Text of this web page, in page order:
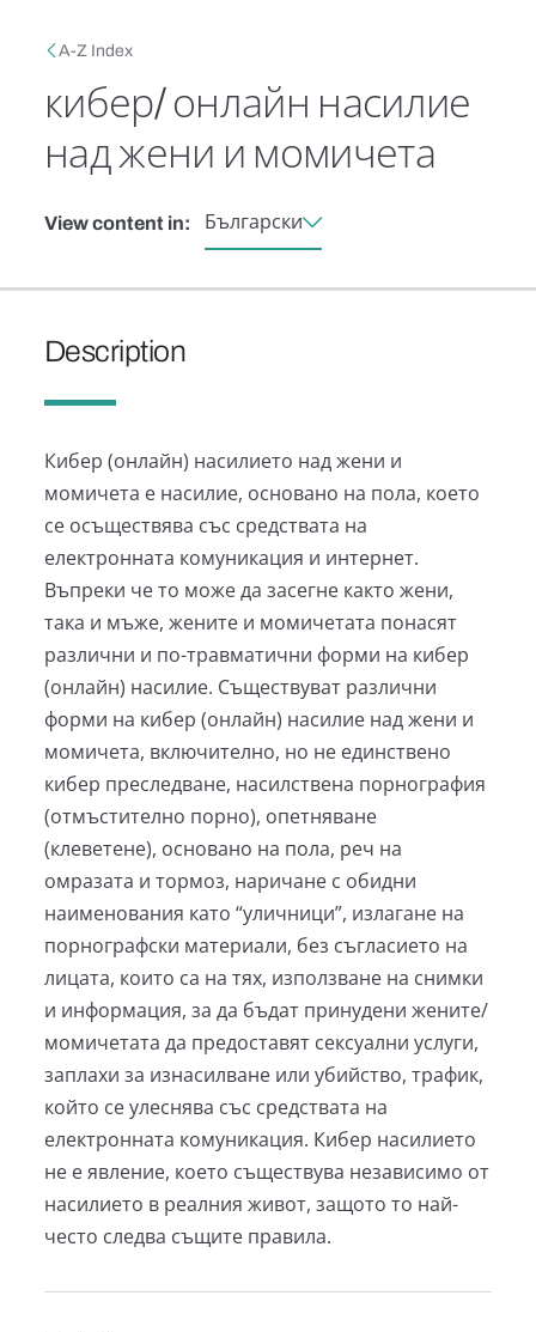
Breadcrumb
A-Z Index
кибер/ онлайн насилие
над жени и момичета
View content in: Български
Description
Кибер (онлайн) насилието над жени и
момичета е насилие, основано на пола, което
се осъществява със средствата на
електронната комуникация и интернет.
Въпреки че то може да засегне както жени,
така и мъже, жените и момичетата понасят
различни и по-травматични форми на кибер
(онлайн) насилие. Съществуват различни
форми на кибер (онлайн) насилие над жени и
момичета, включително, но не единствено
кибер преследване, насилствена порнография
(отмъстително порно), опетняване
(клеветене), основано на пола, реч на
омразата и тормоз, наричане с обидни
наименования като “уличници”, излагане на
порнографски материали, без съгласието на
лицата, които са на тях, използване на снимки
и информация, за да бъдат принудени жените/
момичетата да предоставят сексуални услуги,
заплахи за изнасилване или убийство, трафик,
който се улеснява със средствата на
електронната комуникация. Кибер насилието
не е явление, което съществува независимо от
насилието в реалния живот, защото то най-
често следва същите правила.